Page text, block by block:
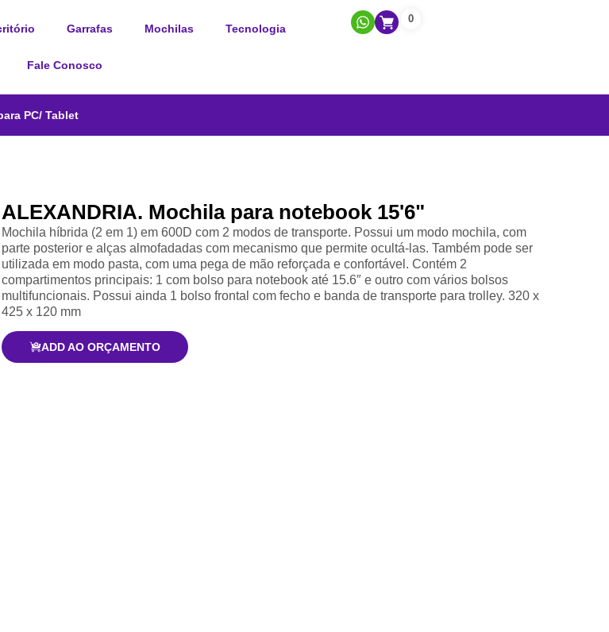
Garrafas Mochilas Tecnologia
Fale Conosco
0
PC/ Tablet
ALEXANDRIA. Mochila para notebook 15'6"
Mochila híbrida (2 em 1) em 600D com 2 modos de transporte. Possui um modo mochila, com
parte posterior e alças almofadadas com mecanismo que permite ocultá-las. Também pode ser
utilizada em modo pasta, com uma pega de mão reforçada e confortável. Contém 2
compartimentos principais: 1 com bolso para notebook até 15.6″ e outro com vários bolsos
multifuncionais. Possui ainda 1 bolso frontal com fecho e banda de transporte para trolley. 320 x
425 x 120 mm
ADD AO ORÇAMENTO